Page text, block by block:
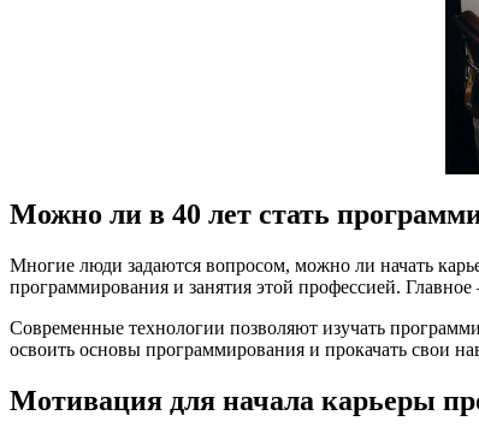
Можно ли в 40 лет стать
Многие люди задаются вопросом, можно ли начать
программирования и занятия этой профессией.
Современные технологии позволяют изучать
освоить основы программирования и прокачать свои
Мотивация для начала карьеры